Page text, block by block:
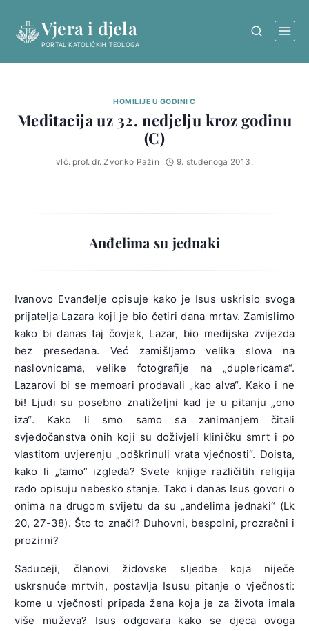
content
Vjera i djela
PORTAL KATOLIČKIH TEOLOGA
HOMILIJE U GODINI C
Meditacija uz 32. nedjelju kroz godinu
(C)
vlč. prof. dr. Zvonko Pažin 9. studenoga 2013.
Anđelima su jednaki
Ivanovo Evanđelje opisuje kako je Isus uskrisio svoga
prijatelja Lazara koji je bio četiri dana mrtav. Zamislimo
kako bi danas taj čovjek, Lazar, bio medijska zvijezda
bez presedana. Već zamišljamo velika slova na
naslovnicama, velike fotografije na „duplericama“.
Lazarovi bi se memoari prodavali „kao alva“. Kako i ne
bi! Ljudi su posebno znatiželjni kad je u pitanju „ono
iza“. Kako li smo samo sa zanimanjem čitali
svjedočanstva onih koji su doživjeli kliničku smrt i po
vlastitom uvjerenju „odškrinuli vrata vječnosti“. Doista,
kako li „tamo“ izgleda? Svete knjige različitih religija
rado opisuju nebesko stanje. Tako i danas Isus govori o
onima na drugom svijetu da su „anđelima jednaki“ (Lk
20, 27-38). Što to znači? Duhovni, bespolni, prozračni i
prozirni?
Saduceji, članovi židovske sljedbe koja niječe
uskrsnuće mrtvih, postavlja Isusu pitanje o vječnosti:
kome u vječnosti pripada žena koja je za života imala
više muževa? Isus odgovara kako se djeca ovoga